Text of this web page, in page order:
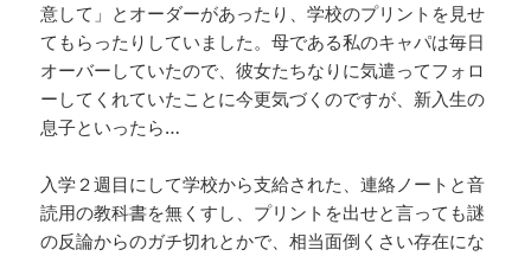
意して」とオーダーがあったり、学校のプリントを見せ
てもらったりしていました。母である私のキャパは毎日
オーバーしていたので、彼女たちなりに気遣ってフォロ
ーしてくれていたことに今更気づくのですが、新入生の
息子といったら…
入学２週目にして学校から支給された、連絡ノートと音
読用の教科書を無くすし、プリントを出せと言っても謎
の反論からのガチ切れとかで、相当面倒くさい存在にな